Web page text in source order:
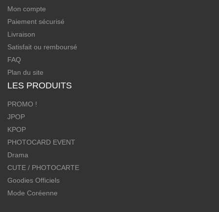
Mon compte
Paiement sécurisé
Livraison
Satisfait ou remboursé
FAQ
Plan du site
LES PRODUITS
PROMO !
JPOP
KPOP
PHOTOCARD EVENT
Drama
CUTE / PHOTOCARTE
Goodies Officiels
Mode Coréenne